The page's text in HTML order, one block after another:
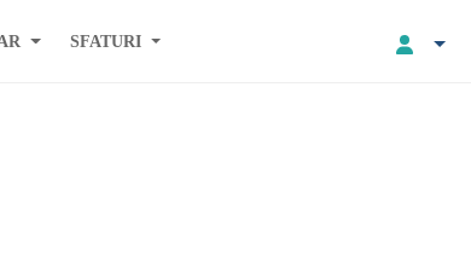
SFATURI